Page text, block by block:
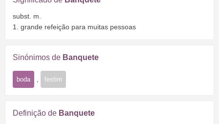
subst. m.
1. grande refeição para muitas pessoas
Sinónimos de Banquete
boda festim
Definição de Banquete